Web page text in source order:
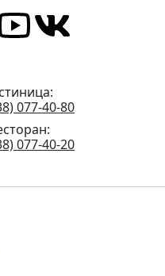
077-40-80
077-40-20